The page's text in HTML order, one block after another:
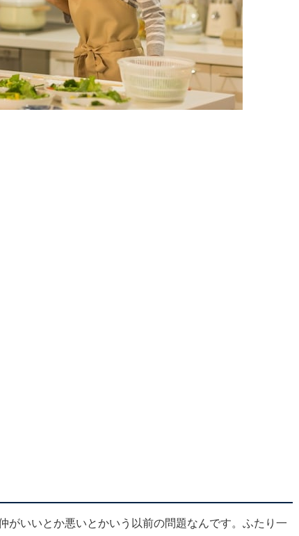
がいいとか悪いとかいう以前の問題なんです。ふたり一